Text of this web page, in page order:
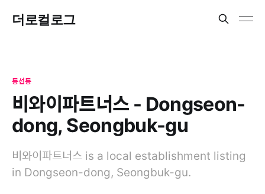
더로컬로그
동선동
비와이파트너스 - Dongseon-
dong, Seongbuk-gu
비와이파트너스 is a local establishment listing
in Dongseon-dong, Seongbuk-gu.